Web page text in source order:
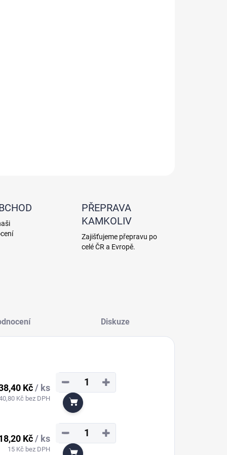
PŘEPRAVA
KAMKOLIV
Zajišťujeme přepravu po
celé ČR a Evropě.
Diskuze
Kč/ ks
Kč bez DPH
+
−
Do košíku
Kč/ ks
15 Kč bez DPH
+
−